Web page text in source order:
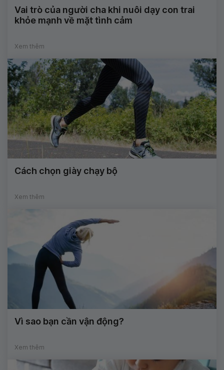
Vai trò của người cha khi nuôi dạy con trai
khỏe mạnh về mặt tình cảm
Xem thêm
Cách chọn giày chạy bộ
Xem thêm
Vì sao bạn cần vận động?
Xem thêm